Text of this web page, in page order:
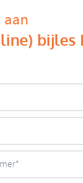
aan
bijles